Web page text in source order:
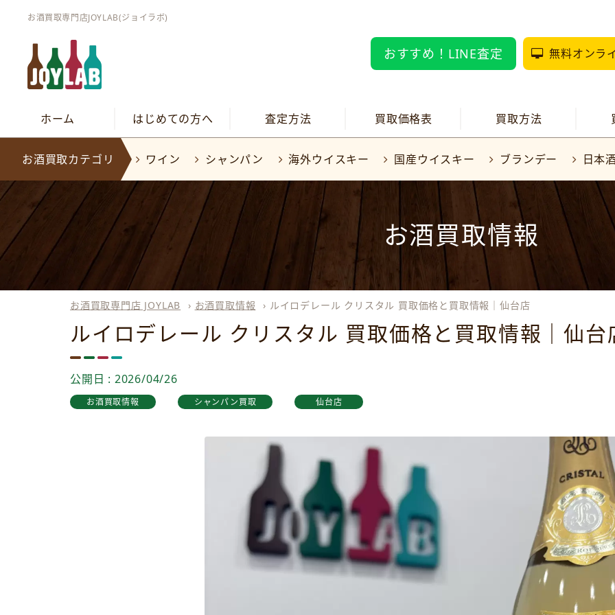
お酒買取専門店JOYLAB(ジョイラボ)
おすすめ！LINE査定 無料オンラ
ホーム はじめての方へ 査定方法 買取価格表 買取方法
お酒買取カテゴリ ワイン シャンパン 海外ウイスキー 国産ウイスキー ブランデー 日本
お酒買取情報
お酒買取専門店 JOYLAB › お酒買取情報 › ルイロデレール クリスタル 買取価格と買取情報｜仙台店
ルイロデレール クリスタル 買取価格と買取情報｜仙台
公開日 : 2026/04/26
お酒買取情報 シャンパン買取 仙台店